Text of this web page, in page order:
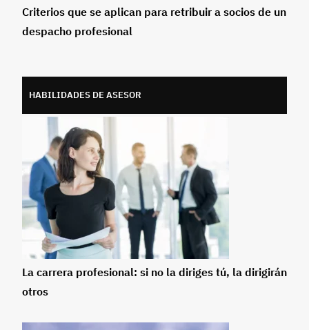
Criterios que se aplican para retribuir a socios de un
despacho profesional
HABILIDADES DE ASESOR
La carrera profesional: si no la diriges tú, la dirigirán
otros